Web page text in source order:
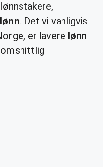
. Det vi vanligvis
er lavere lønn